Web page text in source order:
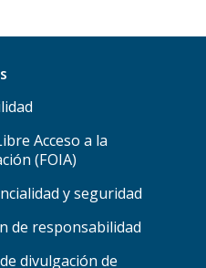
Acceso a la
(FOIA)
y seguridad
de responsabilidad
divulgación de